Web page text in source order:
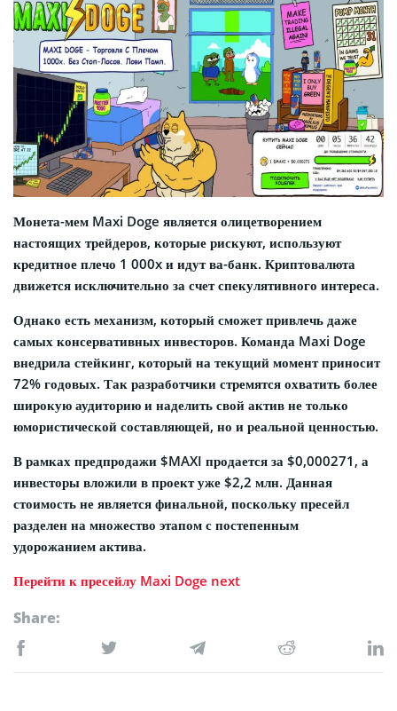
Монета-мем Maxi Doge является олицетворением
настоящих трейдеров, которые рискуют, используют
кредитное плечо 1 000x и идут ва-банк. Криптовалюта
движется исключительно за счет спекулятивного интереса.
Однако есть механизм, который сможет привлечь даже
самых консервативных инвесторов. Команда Maxi Doge
внедрила стейкинг, который на текущий момент приносит
72% годовых. Так разработчики стремятся охватить более
широкую аудиторию и наделить свой актив не только
юмористической составляющей, но и реальной ценностью.
В рамках предпродажи $MAXI продается за $0,000271, а
инвесторы вложили в проект уже $2,2 млн. Данная
стоимость не является финальной, поскольку пресейл
разделен на множество этапом с постепенным
удорожанием актива.
Перейти к пресейлу Maxi Doge next
Share: